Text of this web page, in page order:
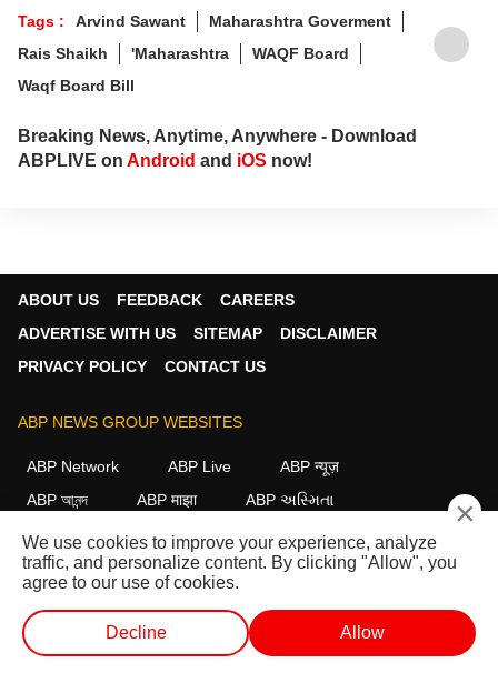
Tags : Arvind Sawant
Maharashtra Goverment
Rais Shaikh
'Maharashtra
WAQF Board
Waqf Board Bill
Breaking News, Anytime, Anywhere - Download
ABPLIVE on Android and iOS now!
ABOUT US FEEDBACK
CAREERS
ADVERTISE WITH US
SITEMAP
DISCLAIMER
PRIVACY POLICY
CONTACT US
ABP NEWS GROUP WEBSITES
ABP Network ABP Live
ABP न्यूज़
ABP আনন্দ
ABP माझा
ABP અસ્મિતા
ABP Ganga
ABP ਸਾਂਝਾ ABP நாடு ABP దేశం
FOLLOW US
×
We use cookies to improve your experience, analyze
traffic, and personalize content. By clicking "Allow", you
agree to our use of cookies.
Decline Allow